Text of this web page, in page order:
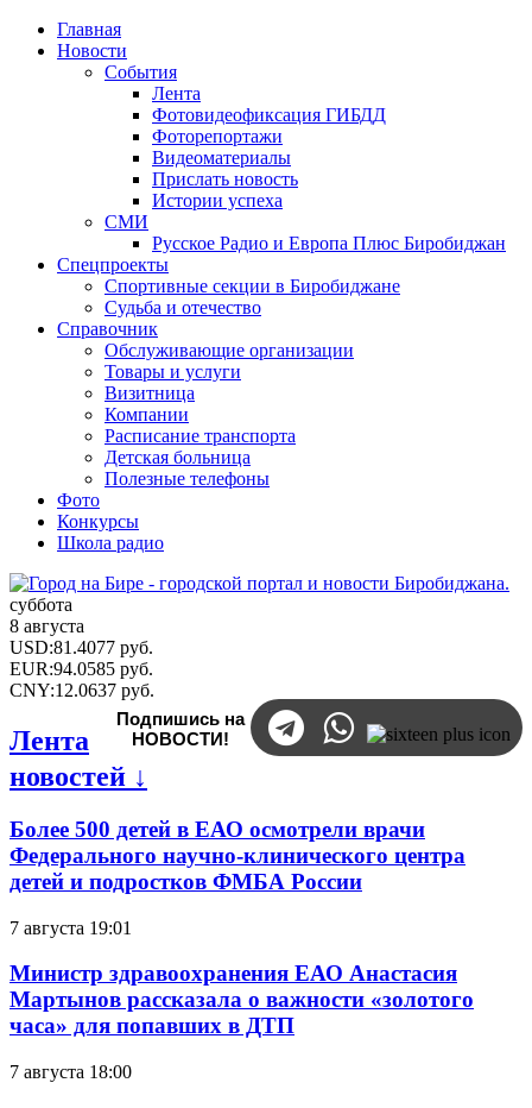
Главная
Новости
События
Лента
Фотовидеофиксация ГИБДД
Фоторепортажи
Видеоматериалы
Прислать новость
Истории успеха
СМИ
Русское Радио и Европа Плюс Биробиджан
Спецпроекты
Спортивные секции в Биробиджане
Судьба и отечество
Справочник
Обслуживающие организации
Товары и услуги
Визитница
Компании
Расписание транспорта
Детская больница
Полезные телефоны
Фото
Конкурсы
Школа радио
суббота
8 августа
USD:81.4077 руб.
EUR:94.0585 руб.
CNY:12.0637 руб.
Подпишись на
НОВОСТИ!
Лента
новостей ↓
Более 500 детей в ЕАО осмотрели врачи
Федерального научно-клинического центра
детей и подростков ФМБА России
7 августа 19:01
Министр здравоохранения ЕАО Анастасия
Мартынов рассказала о важности «золотого
часа» для попавших в ДТП
7 августа 18:00